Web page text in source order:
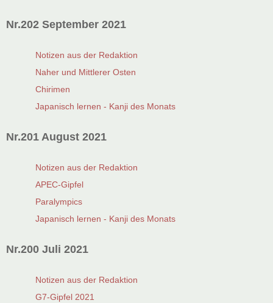
Nr.202 September 2021
Notizen aus der Redaktion
Naher und Mittlerer Osten
Chirimen
Japanisch lernen - Kanji des Monats
Nr.201 August 2021
Notizen aus der Redaktion
APEC-Gipfel
Paralympics
Japanisch lernen - Kanji des Monats
Nr.200 Juli 2021
Notizen aus der Redaktion
G7-Gipfel 2021